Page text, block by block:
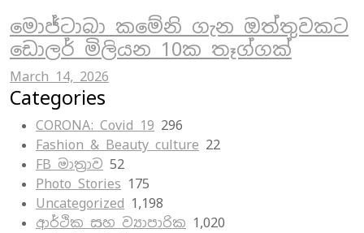
මොජ්ටාබා කමේනි ගැන ඔත්තුවකට
ඩොලර් මිලියන 10ක තෑග්ගක්
March 14, 2026
Categories
CORONA: Covid 19 296
Fashion & Beauty culture 22
FB මාත්‍රාව 52
Photo Stories 175
Uncategorized 1,198
ආර්ථික සහ ව්‍යාපාරික 1,020